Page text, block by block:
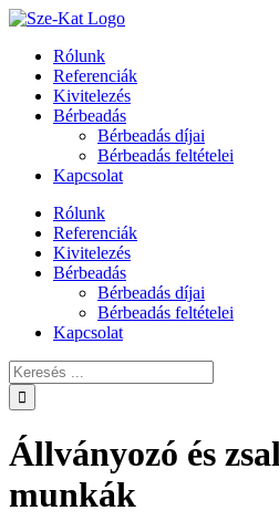
Skip
contentRólunk
Referenciák
Kivitelezés
Bérbeadás
Bérbeadás díjai
Bérbeadás feltételei
Kapcsolat
Rólunk
Referenciák
Kivitelezés
Bérbeadás
Bérbeadás díjai
Bérbeadás feltételei
Kapcsolat
Keresés:
Állványozó és
munkák